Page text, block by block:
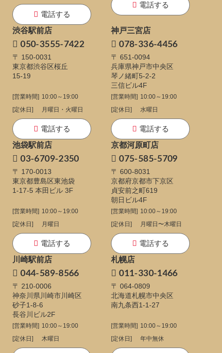
電話する
電話する
渋谷駅前店
050-3555-7422
〒 150-0031
東京都渋谷区桜丘
15-19
[営業時間] 10:00～19:00
[定休日]
月曜日・火曜日
電話する
神戸三宮店
078-336-4456
〒 651-0094
兵庫県神戸市中央区
琴ノ緒町5-2-2
三信ビル4F
[営業時間] 10:00～19:00
[定休日]
水曜日
電話する
池袋駅前店
03-6709-2350
〒 170-0013
東京都豊島区東池袋
1-17-5 本田ビル 3F
[営業時間] 10:00～19:00
[定休日]
月曜日
電話する
京都河原町店
075-585-5709
〒 600-8031
京都府京都市下京区
貞安前之町619
朝日ビル4F
[営業時間] 10:00～19:00
[定休日]
月曜日〜木曜日
電話する
川崎駅前店
044-589-8566
〒 210-0006
神奈川県川崎市川崎区
砂子1-8-6
長谷川ビル2F
[営業時間] 10:00～19:00
[定休日]
木曜日
札幌店
011-330-1466
〒 064-0809
北海道札幌市中央区
南九条西1-1-27
[営業時間] 10:00～19:00
[定休日]
年中無休